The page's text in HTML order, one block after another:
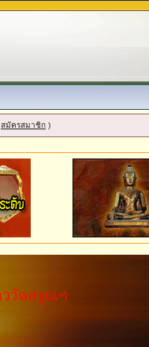
สมัครสมาชิก )